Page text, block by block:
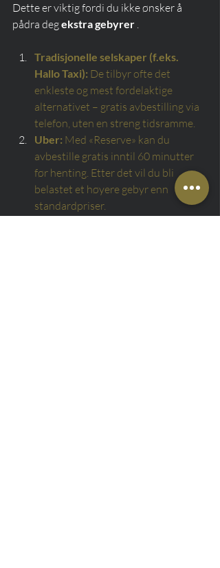
Dette er viktig fordi du ikke ønsker å
pådra deg ekstra gebyrer .
Tradisjonelle selskaper (f.eks.
Hallo Taxi): De tilbyr ofte det
enkleste og mest fordelaktige
alternativet – gratis avbestilling via
telefon, uten en streng tidsramme.
Uber: Med «Reserve» kan du
avbestille gratis inntil 60 minutter
før henting. Etter det vil du bli
belastet et høyere gebyr enn
standardpriser.